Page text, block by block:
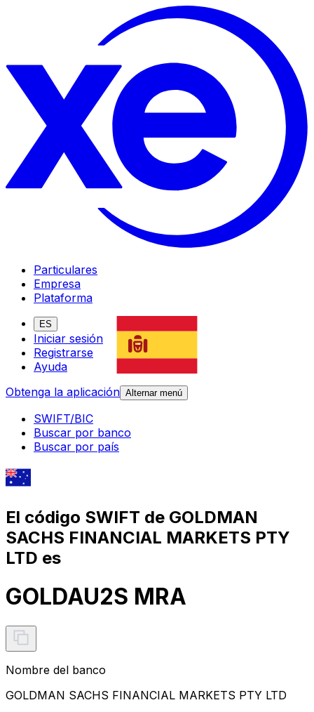
Particulares
Empresa
Plataforma
ES
Iniciar sesión
Registrarse
Ayuda
Obtenga la aplicación Alternar menú
SWIFT/BIC
Buscar por banco
Buscar por país
El código SWIFT de GOLDMAN
SACHS FINANCIAL MARKETS PTY
LTD es
GOLDAU2S MRA
Nombre del banco
GOLDMAN SACHS FINANCIAL MARKETS PTY LTD